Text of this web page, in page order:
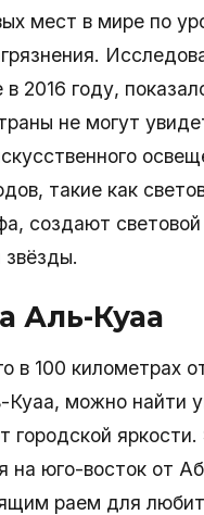
мест в мире по
в 2016 году,
не могут
такие как
создают
Аль-Куаа
в 100 километрах
Куаа, можно найти
городской
на юго-восток от
раем для